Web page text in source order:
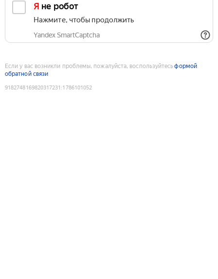
Я не робот
Нажмите, чтобы продолжить
Yandex SmartCaptcha
Если у вас возникли проблемы, пожалуйста, воспользуйтесьформой
обратной связи
9182748169820317231 :1786101052